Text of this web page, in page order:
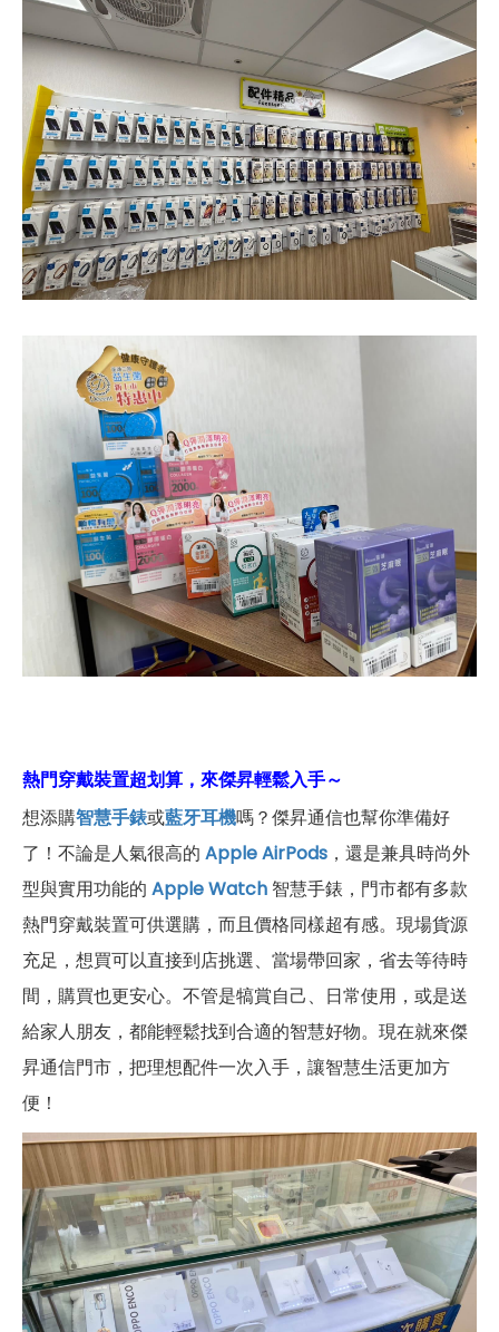
熱門穿戴裝置超划算，來傑昇輕鬆入手～
想添購智慧手錶或藍牙耳機嗎？傑昇通信也幫你準備好
了！不論是人氣很高的 Apple AirPods ，還是兼具時尚外
型與實用功能的 Apple Watch 智慧手錶，門市都有多款
熱門穿戴裝置可供選購，而且價格同樣超有感。現場貨源
充足，想買可以直接到店挑選、當場帶回家，省去等待時
間，購買也更安心。不管是犒賞自己、日常使用，或是送
給家人朋友，都能輕鬆找到合適的智慧好物。現在就來傑
昇通信門市，把理想配件一次入手，讓智慧生活更加方
便！